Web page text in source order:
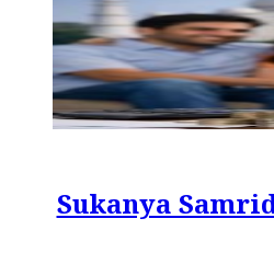
Sukanya